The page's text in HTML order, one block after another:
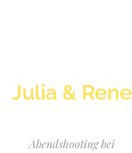
Julia & Rene
Abendshooting bei